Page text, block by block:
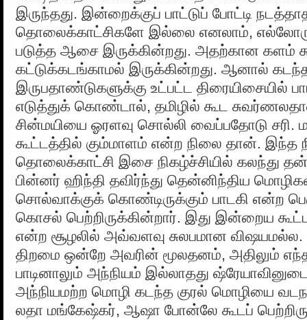
இருந்தது. இன்றைக்குப் பாட்டுப் போட்டி
தொலைக்காட்சிகளே இல்லை எனலாம்,
படுத்த ஆசை இருக்கின்றது. அதற்கான களம்
கட்டுக்கடங்காமல் இருக்கின்றது. ஆனால்
இருபதாண்டுகளுக்கு உட்பட்ட திரையிசையில்
எடுத்துக் கொண்டால், தமிழில் கூட
சின்மயியை ஓரளவு சொல்லி வைப்பதோடு சரி.
கூட்டத்தில் கும்மாளம் என்ற நிலை தான். இந்த
தொலைக்காட்சி இசை நிகழ்ச்சியில் கலந்து
பின்னர் ஹிந்தி தவிர்ந்து தென்னிந்திய
சொல்வாக்குக் கொண்டிருக்கும் பாடகி என்ற
கொசல் பெற்றிருக்கின்றார். இது இன்றைய
என்ற சூழலில் அவ்வளவு சுலபமான
திறமை ஒன்றே அவரின் மூலதனம், அதிலும்
பாடினாலும் அந்நியம் இல்லாதது
அந்நியமற்ற மொழி கடந்த குரல் மொழியை
லதா மங்கேஷ்கர், ஆஷா போன்லே கூடப்